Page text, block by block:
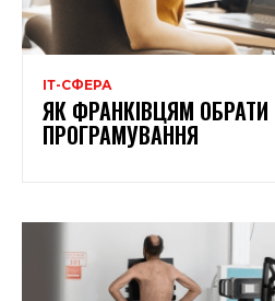
ІТ-СФЕРА
ЯК ФРАНКІВЦЯМ
ПРОГРАМУВАННЯ